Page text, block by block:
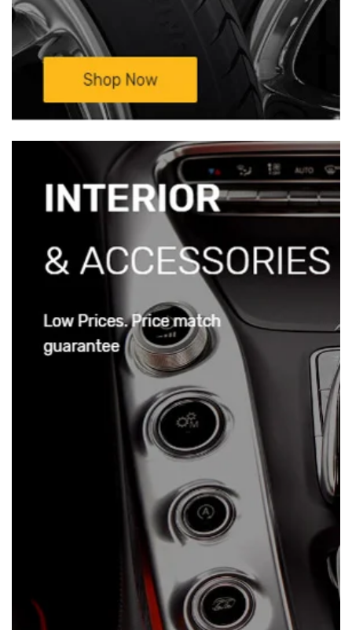
Mọi chi tiết xin liên hệ:TRUNG TÂM NỘI
THẤT Ô TÔ BÌNH HUY HOÀNG – Xưởng
Độ Xe Ô Tô Sinh Cần ThơĐc: 333D/11
Nguyễn Văn Linh, KV3, P. An Khánh ,
Q.Ninh Kiều, Tp Cần Thơ(Cặp vách BV Đa